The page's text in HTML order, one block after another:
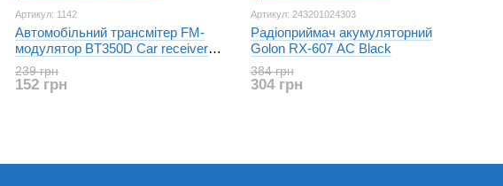
Артикул: 1142
Автомобільний трансмітер FM-
модулятор BT350D Car receiver
AUX
239 грн
152 грн
Артикул: 243201024303
Радіоприймач акумуляторний
Golon RX-607 AC Black
384 грн
304 грн